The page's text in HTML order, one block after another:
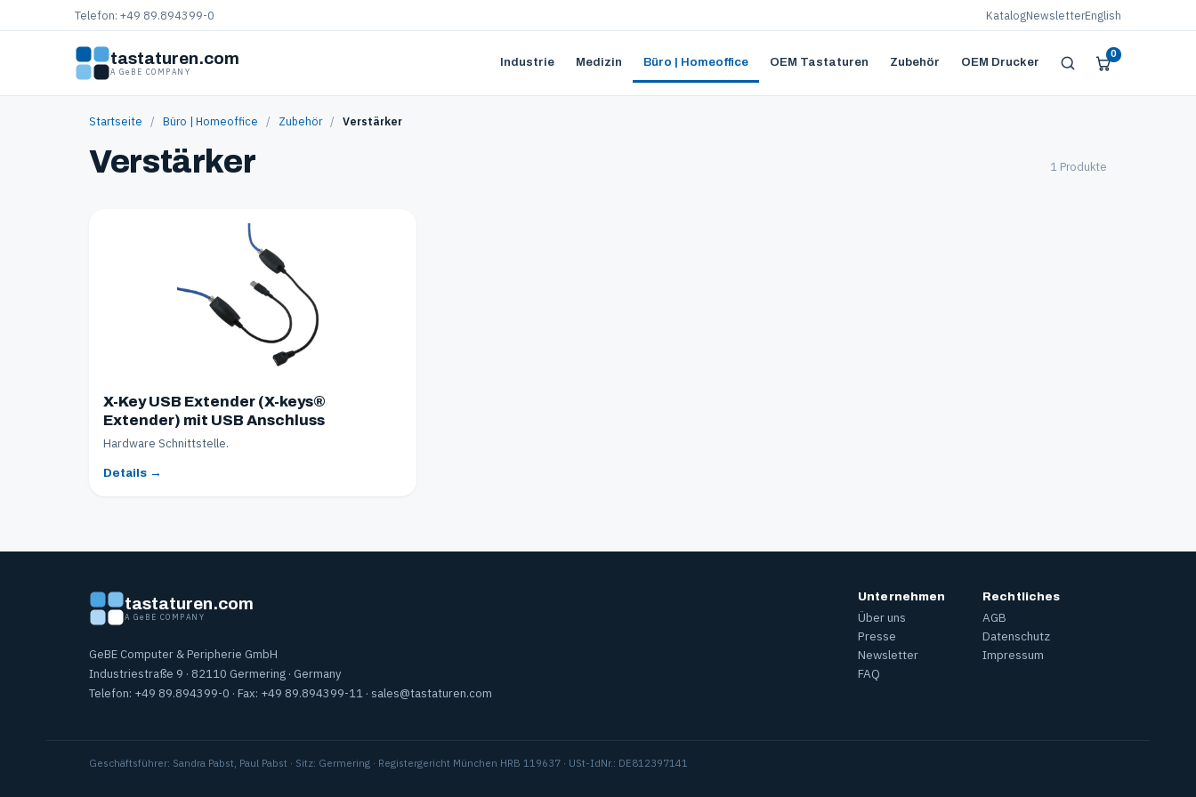
Telefon: +49 89.894399-0 KatalogNewsletterEnglish
tastaturen.com
A GeBE COMPANY
Industrie Medizin Büro | Homeoffice OEM Tastaturen Zubehör OEM Drucker
0
Startseite / Büro | Homeoffice / Zubehör / Verstärker
Verstärker 1 Produkte
X-Key USB Extender (X-keys®
Extender) mit USB Anschluss
Hardware Schnittstelle.
Details →
tastaturen.com
A GeBE COMPANY
GeBE Computer & Peripherie GmbH
Industriestraße 9 · 82110 Germering · Germany
Telefon: +49 89.894399-0 · Fax: +49 89.894399-11 · sales@tastaturen.com
Unternehmen
Über uns
Presse
Newsletter
FAQ
Rechtliches
AGB
Datenschutz
Impressum
Geschäftsführer: Sandra Pabst, Paul Pabst · Sitz: Germering · Registergericht München HRB 119637 · USt-IdNr.: DE812397141